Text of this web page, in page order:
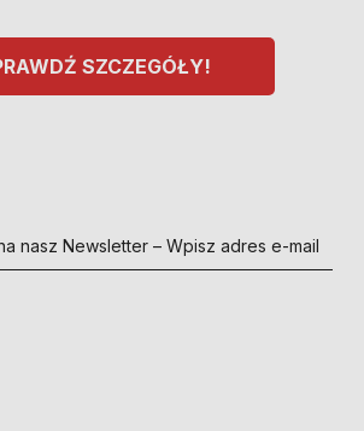
SZCZEGÓŁY!
nasz Newsletter – Wpisz adres e-mail